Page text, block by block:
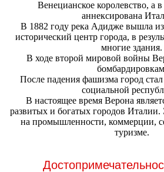
Венецианское королевство, а
аннексирована
В 1882 году река Адидже вышла из
исторический центр города, в
многие здания.
В ходе второй мировой войны
После падения фашизма город
социальной
В настоящее время Верона
развитых и богатых городов Италии.
на промышленности, коммерции,
туризме.